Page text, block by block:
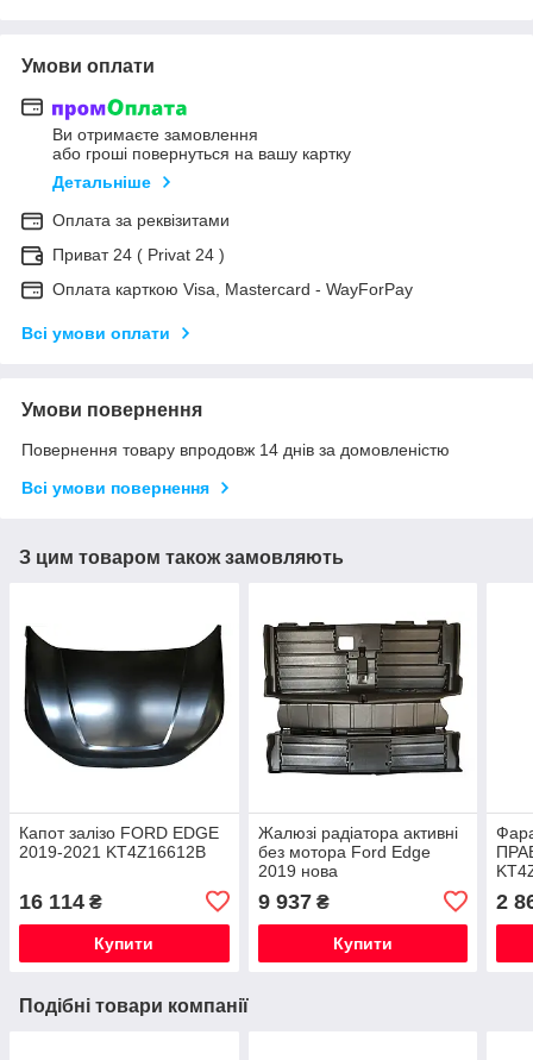
Умови оплати
Ви отримаєте замовлення
або гроші повернуться на вашу картку
Детальніше
Оплата за реквізитами
Приват 24 ( Privat 24 )
Оплата карткою Visa, Mastercard - WayForPay
Всі умови оплати
Умови повернення
Повернення товару впродовж 14 днів за домовленістю
Всі умови повернення
З цим товаром також замовляють
Капот залізо FORD EDGE
2019-2021 KT4Z16612B
16 114 ₴
Купити
Жалюзі радіатора активні
без мотора Ford Edge
2019 нова
9 937₴
Купити
2
Подібні товари компанії